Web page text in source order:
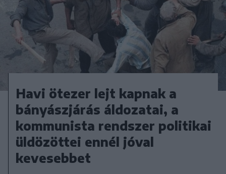
Havi ötezer lejt kapnak a
bányászjárás áldozatai, a
kommunista rendszer politikai
üldözöttei ennél jóval
kevesebbet